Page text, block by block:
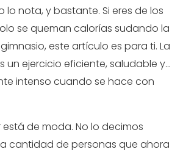
lo nota, y bastante. Si eres de los
se queman calorías sudando la
este artículo es para ti. La
un ejercicio eficiente, saludable y…
intenso cuando se hace con
de moda. No lo decimos
cantidad de personas que ahora